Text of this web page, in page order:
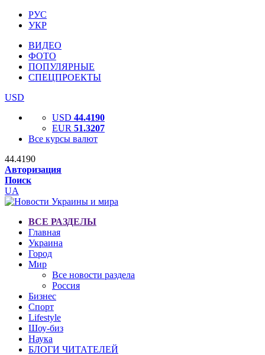
РУС
УКР
ВИДЕО
ФОТО
ПОПУЛЯРНЫЕ
СПЕЦПРОЕКТЫ
USD
USD 44.4190
EUR 51.3207
Все курсы валют
44.4190
Авторизация
Поиск
UA
ВСЕ РАЗДЕЛЫ
Главная
Украина
Город
Мир
Все новости раздела
Россия
Бизнес
Спорт
Lifestyle
Шоу-биз
Наука
БЛОГИ ЧИТАТЕЛЕЙ